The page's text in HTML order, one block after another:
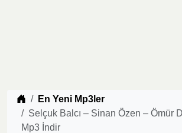
Müzik indir
En Yeni Mp3ler
Selçuk Balcı – Sinan Özen – Ömür
Mp3 İndir